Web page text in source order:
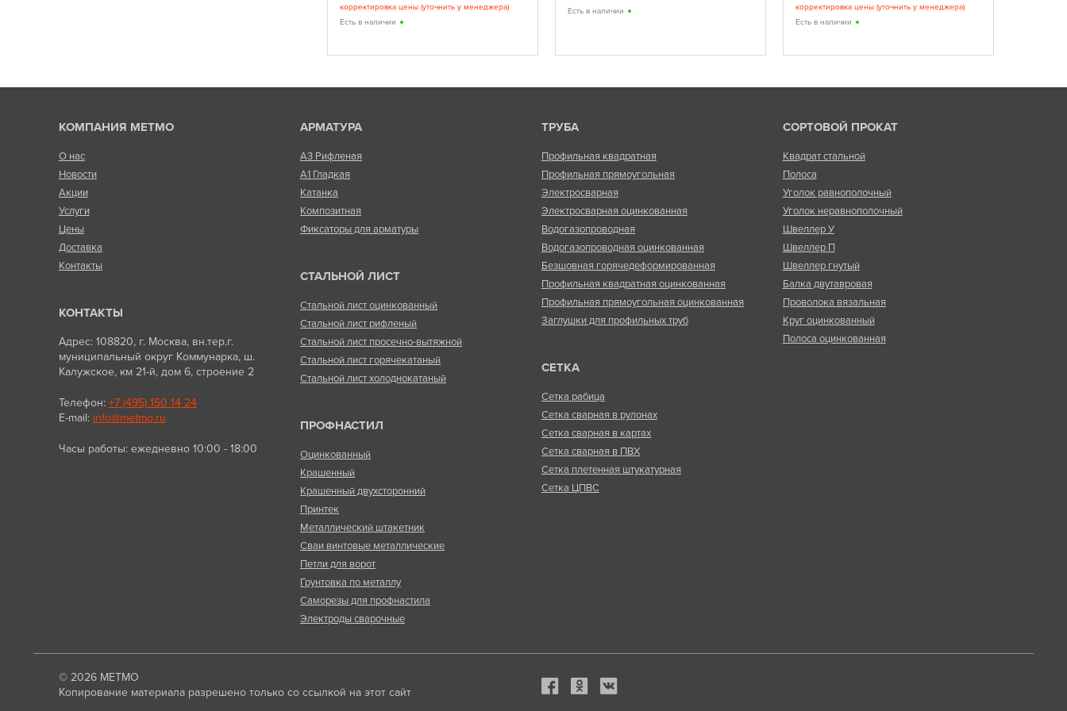
корректировка цены (уточнить у менеджера)
Есть в наличии
Есть в наличии
корректировка цены (уточнить у менеджера)
Есть в наличии
КОМПАНИЯ МЕТМО
О нас
Новости
Акции
Услуги
Цены
Доставка
Контакты
КОНТАКТЫ
Адрес: 108820, г. Москва, вн.тер.г.
муниципальный округ Коммунарка, ш.
Калужское, км 21-й, дом 6, строение 2
Телефон: +7 (495) 150 14 24
E-mail: info@metmo.ru
Часы работы: ежедневно 10:00 - 18:00
АРМАТУРА
А3 Рифленая
А1 Гладкая
Катанка
Композитная
Фиксаторы для арматуры
СТАЛЬНОЙ ЛИСТ
Стальной лист оцинкованный
Стальной лист рифленый
Стальной лист просечно-вытяжной
Стальной лист горячекатаный
Стальной лист холоднокатаный
ПРОФНАСТИЛ
Оцинкованный
Крашенный
Крашенный двухсторонний
Принтек
Металлический штакетник
Сваи винтовые металлические
Петли для ворот
Грунтовка по металлу
Саморезы для профнастила
Электроды сварочные
ТРУБА
Профильная квадратная
Профильная прямоугольная
Электросварная
Электросварная оцинкованная
Водогазопроводная
Водогазопроводная оцинкованная
Безшовная горячедеформированная
Профильная квадратная оцинкованная
Профильная прямоугольная оцинкованная
Заглушки для профильных труб
СЕТКА
Сетка рабица
Сетка сварная в рулонах
Сетка сварная в картах
Сетка сварная в ПВХ
Сетка плетенная штукатурная
Сетка ЦПВС
СОРТОВОЙ ПРОКАТ
Квадрат стальной
Полоса
Уголок равнополочный
Уголок неравнополочный
Швеллер У
Швеллер П
Швеллер гнутый
Балка двутавровая
Проволока вязальная
Круг оцинкованный
Полоса оцинкованная
© 2026 МЕТМО
Копирование материала разрешено только со ссылкой на этот сайт